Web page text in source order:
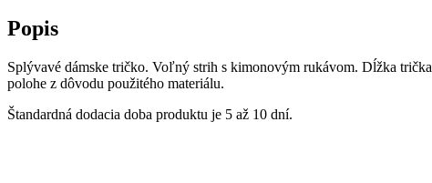
Popis
Splývavé dámske tričko. Voľný strih s kimonovým rukávom. Dĺžka
polohe z dôvodu použitého materiálu.
Štandardná dodacia doba produktu je 5 až 10 dní.